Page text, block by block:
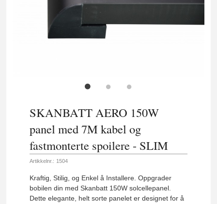
SKANBATT AERO 150W
panel med 7M kabel og
fastmonterte spoilere - SLIM
Artikkelnr.: 1504
Kraftig, Stilig, og Enkel å Installere. Oppgrader
bobilen din med Skanbatt 150W solcellepanel.
Dette elegante, helt sorte panelet er designet for å